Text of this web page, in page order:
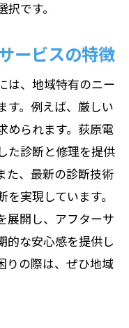
です。
ービスの特徴
は、地域特有のニー
す。例えば、厳しい
められます。荻原電
た診断と修理を提供
た、最新の診断技術
実現しています。
展開し、アフターサ
的な安心感を提供し
りの際は、ぜひ地域